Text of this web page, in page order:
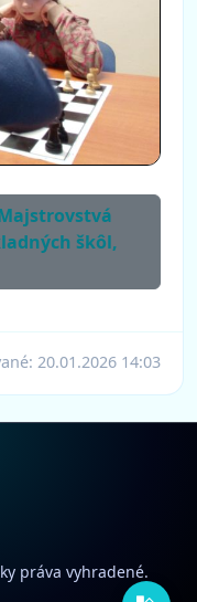
škôl,
20.01.2026 14:03
práva vyhradené.